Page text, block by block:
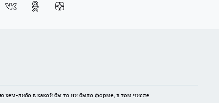
кем-либо в какой бы то ни было форме, в том числе